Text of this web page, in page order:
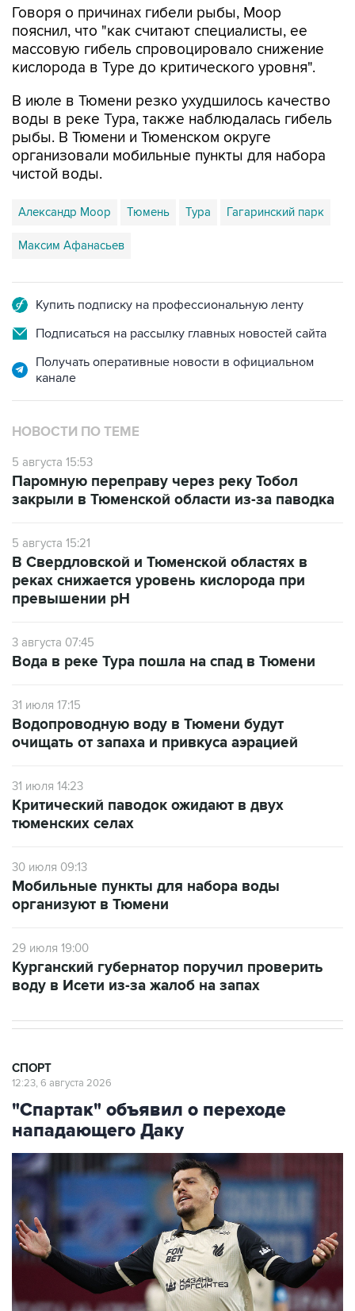
Говоря о причинах гибели рыбы, Моор
пояснил, что "как считают специалисты, ее
массовую гибель спровоцировало снижение
кислорода в Туре до критического уровня".
В июле в Тюмени резко ухудшилось качество
воды в реке Тура, также наблюдалась гибель
рыбы. В Тюмени и Тюменском округе
организовали мобильные пункты для набора
чистой воды.
Александр Моор Тюмень Тура Гагаринский парк
Максим Афанасьев
Купить подписку на профессиональную ленту
Подписаться на рассылку главных новостей сайта
Получать оперативные новости в официальном
канале
НОВОСТИ ПО ТЕМЕ
5 августа 15:53
Паромную переправу через реку Тобол
закрыли в Тюменской области из-за паводка
5 августа 15:21
В Свердловской и Тюменской областях в
реках снижается уровень кислорода при
превышении рН
3 августа 07:45
Вода в реке Тура пошла на спад в Тюмени
31 июля 17:15
Водопроводную воду в Тюмени будут
очищать от запаха и привкуса аэрацией
31 июля 14:23
Критический паводок ожидают в двух
тюменских селах
30 июля 09:13
Мобильные пункты для набора воды
организуют в Тюмени
29 июля 19:00
Курганский губернатор поручил проверить
воду в Исети из-за жалоб на запах
СПОРТ
12:23, 6 августа 2026
"Спартак" объявил о переходе
нападающего Даку